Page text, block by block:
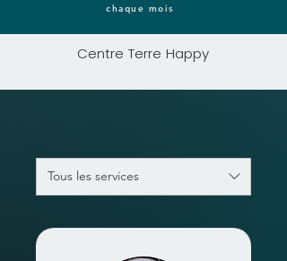
Centre Terre Happy
chaque mois
Tous les services